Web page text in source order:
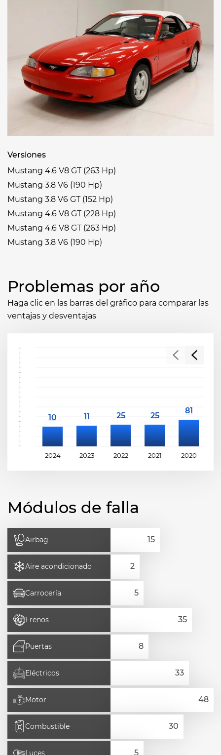
Versiones
Mustang 4.6 V8 GT (263 Hp)
Mustang 3.8 V6 (190 Hp)
Mustang 3.8 V6 GT (152 Hp)
Mustang 4.6 V8 GT (228 Hp)
Mustang 4.6 V8 GT (263 Hp)
Mustang 3.8 V6 (190 Hp)
Problemas por año
Haga clic en las barras del gráfico para comparar las
ventajas y desventajas
2024 2023 2022 2021 2020
Módulos de falla
Airbag
Aire acondicionado
Carrocería
Frenos
Puertas
Eléctricos
Motor
Combustible
Luces